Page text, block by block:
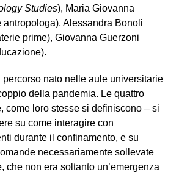
Studies), Maria Giovanna
antropologa), Alessandra Bonoli
prime), Giovanna Guerzoni
percorso nato nelle aule universitarie
della pandemia. Le quattro
come loro stesse si definiscono – si
su come interagire con
durante il confinamento, e su
necessariamente sollevate
che non era soltanto un’emergenza